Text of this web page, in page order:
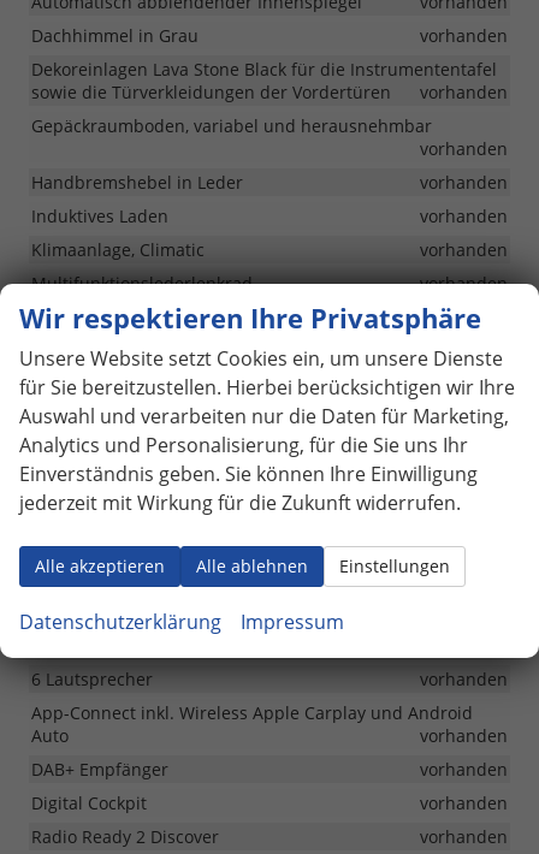
Dachhimmel in Grau
vorhanden
Dekoreinlagen Lava Stone Black für die Instrumententafel
sowie die Türverkleidungen der Vordertüren
vorhanden
Gepäckraumboden, variabel und herausnehmbar
vorhanden
Handbremshebel in Leder
vorhanden
Induktives Laden
vorhanden
Klimaanlage, Climatic
vorhanden
Multifunktionslederlenkrad
vorhanden
Schaltknauf in Leder
vorhanden
Standardsitze
vorhanden
Taschen an den Rückseiten der Vordersitze
vorhanden
Ungeteilte Rücksitzbank, die Rückenlehne ist
asymmetrisch geteilt umklappbar
vorhanden
Vordersitze mit Höheneinstellung
vorhanden
Vordersitze mit Sitzheizung
vorhanden
Warndreieck
vorhanden
Wärmedämmende Frontscheibe
vorhanden
Infotainment & Kommunikation
6 Lautsprecher
vorhanden
App-Connect inkl. Wireless Apple Carplay und Android
Auto
vorhanden
DAB+ Empfänger
vorhanden
Digital Cockpit
vorhanden
Radio Ready 2 Discover
vorhanden
Wir respektieren Ihre Privatsphäre
Unsere Website setzt Cookies ein, um unsere Dienste
für Sie bereitzustellen. Hierbei berücksichtigen wir Ihre
Auswahl und verarbeiten nur die Daten für Marketing,
Analytics und Personalisierung, für die Sie uns Ihr
Einverständnis geben. Sie können Ihre Einwilligung
jederzeit mit Wirkung für die Zukunft widerrufen.
Alle akzeptieren Alle ablehnen Einstellungen
Datenschutzerklärung Impressum